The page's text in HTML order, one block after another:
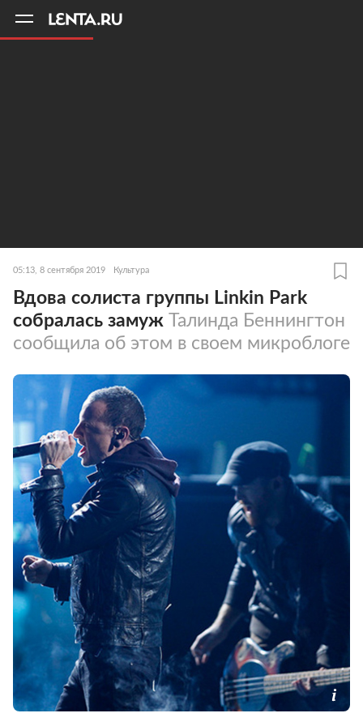
05:13, 8 сентября 2019 Культура
Вдова солиста группы Linkin Park
собралась замуж Талинда Беннингтон
сообщила об этом в своем микроблоге